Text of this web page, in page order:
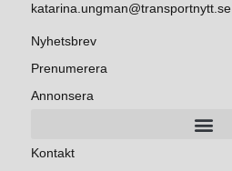
katarina.ungman@transportnytt.se
Nyhetsbrev
Prenumerera
Annonsera
Kontakt